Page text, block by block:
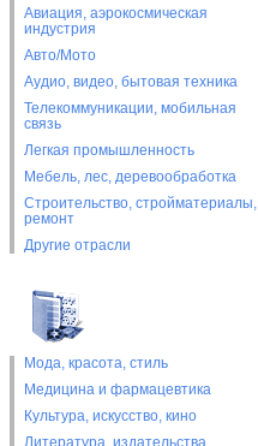
Авиация, аэрокосмическая
индустрия
Авто/Мото
Аудио, видео, бытовая техника
Телекоммуникации, мобильная
связь
Легкая промышленность
Мебель, лес, деревообработка
Строительство, стройматериалы,
ремонт
Другие отрасли
Мода, красота, стиль
Медицина и фармацевтика
Культура, искусство, кино
Литература, издательства